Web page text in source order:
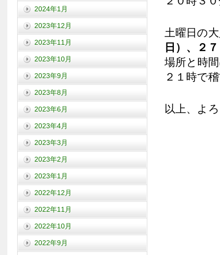
土曜日の
日）、２
場所と時
２１時で
以上、よ
2024年1月
2023年12月
2023年11月
2023年10月
2023年9月
2023年8月
2023年6月
2023年4月
2023年3月
2023年2月
2023年1月
2022年12月
2022年11月
2022年10月
2022年9月